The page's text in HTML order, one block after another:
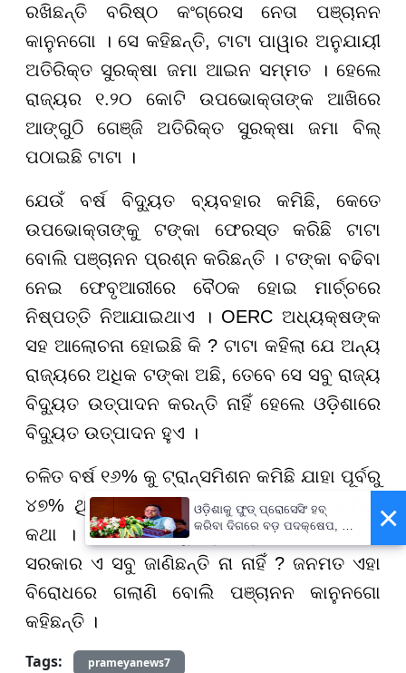
ରଖିଛନ୍ତି ବରିଷ୍ଠ କଂଗ୍ରେସ ନେତା ପଞ୍ଚାନନ
କାନୁନଗୋ । ସେ କହିଛନ୍ତି, ଟାଟା ପାୱାର ଅନୁଯାୟୀ
ଅତିରିକ୍ତସୁରକ୍ଷା ଜମାଆଇନ ସମ୍ମତ । ହେଲେ
ରାଜ୍ୟର ୧.୨୦ କୋଟି ଉପଭୋକ୍ତାଙ୍କ ଆଖିରେ
ଆଙ୍ଗୁଠି ଗେଞ୍ଜି ଅତିରିକ୍ତ ସୁରକ୍ଷା ଜମା ବିଲ୍
ପଠାଇଛି ଟାଟା ।
ଯେଉଁ ବର୍ଷ ବିଦ୍ୟୁତ ବ୍ୟବହାର କମିଛି, କେତେ
ଉପଭୋକ୍ତାଙ୍କୁ ଟଙ୍କା ଫେରସ୍ତ କରିଛି ଟାଟା
ବୋଲି ପଞ୍ଚାନନ ପ୍ରଶ୍ନ କରିଛନ୍ତି । ଟଙ୍କା ବଢିବା
ନେଇ ଫେବୃଆରୀରେ ବୈଠକ ହୋଇ ମାର୍ଚ୍ଚରେ
ନିଷ୍ପତ୍ତି ନିଆଯାଇଥାଏ । OERC ଅଧ୍ୟକ୍ଷଙ୍କ
ସହ ଆଲୋଚନା ହୋଇଛି କି ? ଟାଟା କହିଲା ଯେ ଅନ୍ୟ
ରାଜ୍ୟରେ ଅଧିକ ଟଙ୍କା ଅଛି, ତେବେ ସେ ସବୁ ରାଜ୍ୟ
ବିଦ୍ୟୁତ ଉତ୍ପାଦନ କରନ୍ତି ନାହିଁ ହେଲେ ଓଡ଼ିଶାରେ
ବିଦ୍ୟୁତ ଉତ୍ପାଦନ ହୁଏ ।
ଚଳିତ ବର୍ଷ ୧୬% କୁ ଟ୍ରାନ୍ସମିଶନ କମିଛି ଯାହା ପୂର୍ବରୁ
୪୭% ଥିଲା । ଏହି ହିସାବରେ ବିଦ୍ୟୁତ ଦର କମିବା
କଥା । ୮୮ ପଇସା ୟୁନିଟ୍ ଖର୍ଚ୍ଚ କମିବା କଥା ।
ସରକାର ଏ ସବୁ ଜାଣିଛନ୍ତି ନା ନାହିଁ ? ଜନମତ ଏହା
ବିରୋଧରେ ଗଲାଣି ବୋଲି ପଞ୍ଚାନନ କାନୁନଗୋ
କହିଛନ୍ତି ।
Tags:
prameyanews7
×
ଓଡ଼ିଶାକୁ ଫୁଡ୍ ପ୍ରୋସେସିଂ ହବ୍
କରିବା ଦିଗରେ ବଡ଼ ପଦକ୍ଷେପ, ୪୨